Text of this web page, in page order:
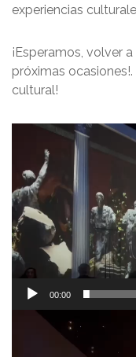
experiencias
¡Esperamos, volver
próximas
cultural!
Reproductor
vídeo
00:00
Reproductor